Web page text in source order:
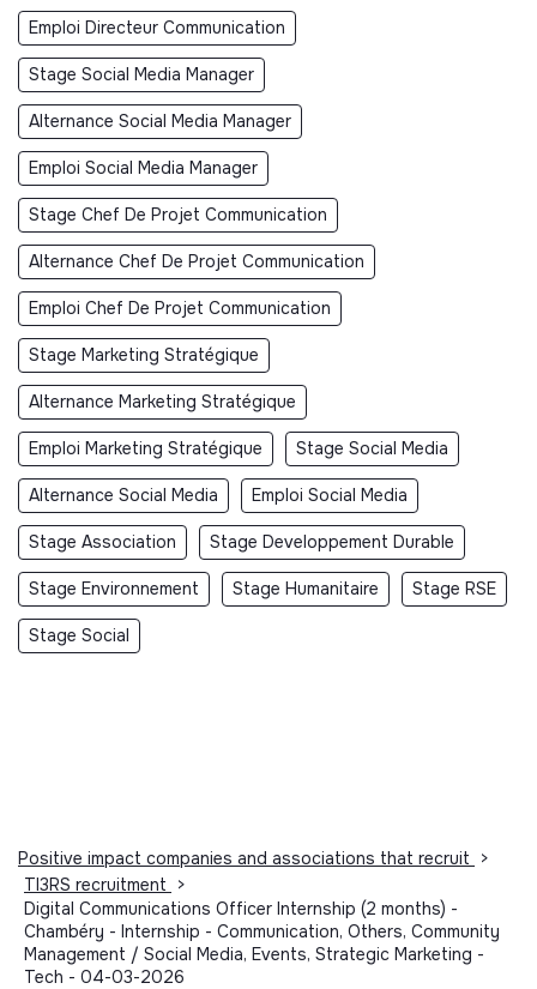
Emploi Directeur Communication
Stage Social Media Manager
Alternance Social Media Manager
Emploi Social Media Manager
Stage Chef De Projet Communication
Alternance Chef De Projet Communication
Emploi Chef De Projet Communication
Stage Marketing Stratégique
Alternance Marketing Stratégique
Emploi Marketing Stratégique Stage Social Media
Alternance Social Media Emploi Social Media
Stage Association Stage Developpement Durable
Stage Environnement Stage Humanitaire Stage RSE
Stage Social
Positive impact companies and associations that recruit
>
TI3RS recruitment
>
Digital Communications Officer Internship (2 months) -
Chambéry - Internship - Communication, Others, Community
Management / Social Media, Events, Strategic Marketing -
Tech - 04-03-2026